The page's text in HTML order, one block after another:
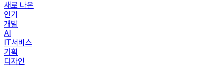
새로 나온
인기
개발
AI
IT서비스
기획
디자인